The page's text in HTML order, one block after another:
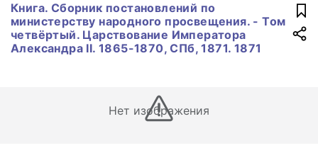
Книга. Сборник постановлений по
министерству народного просвещения. - Том
четвёртый. Царствование Императора
Александра II. 1865-1870, СПб, 1871. 1871
Нет изображения